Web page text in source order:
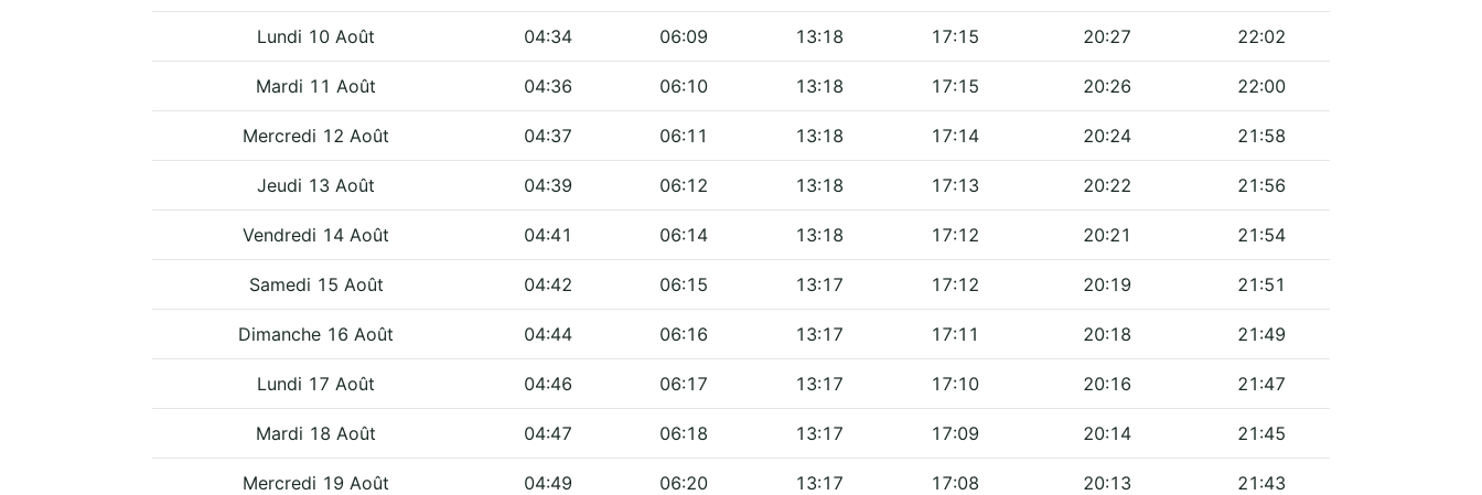
Lundi 10 Août 04:34 06:09 13:18 17:15 20:27 22:02
Mardi 11 Août 04:36 06:10 13:18 17:15 20:26 22:00
Mercredi 12 Août 04:37 06:11 13:18 17:14 20:24 21:58
Jeudi 13 Août 04:39 06:12 13:18 17:13 20:22 21:56
Vendredi 14 Août 04:41 06:14 13:18 17:12 20:21 21:54
Samedi 15 Août 04:42 06:15 13:17 17:12 20:19 21:51
Dimanche 16 Août 04:44 06:16 13:17 17:11 20:18 21:49
Lundi 17 Août 04:46 06:17 13:17 17:10 20:16 21:47
Mardi 18 Août 04:47 06:18 13:17 17:09 20:14 21:45
Mercredi 19 Août 04:49 06:20 13:17 17:08 20:13 21:43